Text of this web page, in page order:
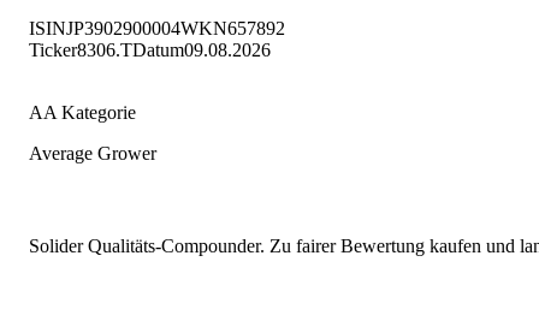
ISINJP3902900004WKN657892
Ticker8306.TDatum09.08.2026
AA Kategorie
Average Grower
Solider Qualitäts-Compounder. Zu fairer Bewertung kaufen und